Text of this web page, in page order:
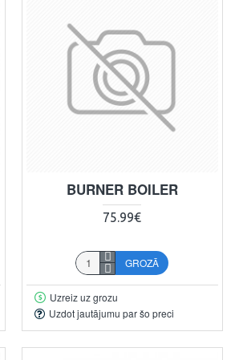
BURNER BOILER
75.99€
GROZĀ
Uzreiz uz grozu
Uzdot jautājumu par šo preci